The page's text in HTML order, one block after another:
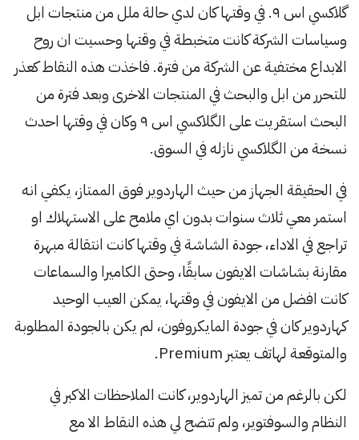
گلاكسي اس ٩. في وقتها كان لدي حالة ملل من منتجات ابل
وسياسات الشركة كانت متخبطة في وقتها وحسيت ان روح
الابداع مختفية عن الشركة من فترة. فاخذت هذه النقاط كعذر
للتحرر من ابل والبحث في المنتجات الاخرى وبعد فترة من
البحث استقريت على الگلاكسي اس ٩ وكان في وقتها احدث
نسخة من الگلاكسي نازله في السوق.
في الحقيقة الجهاز من حيث الهاردوير فوق الممتاز، يكفي انه
استمر معي ثلاث سنوات بدون اي ملامح على الاستهلاك او
تراجع في الاداء، جودة الشاشة في وقتها كانت انتقالة مبهرة
مقارنة بشاشات الايفون سابقًا، وحتى الكاميرا والسماعات
كانت افضل من الايفون في وقتها، يمكن العيب الوحيد
كهاردوير كان في جودة المايكروفون، لم يكن بالجودة المطلوبة
والمتوقعة لهاتف يعتبر Premium.
لكن بالرغم من تميز الهاردوير، كانت الملاحظات الاكبر في
النظام والسوفتوير، ولم تتضح لي هذه النقاط الا مع